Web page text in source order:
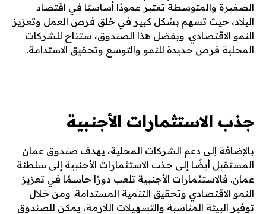
الصغيرة والمتوسطة تعتبر عمودًا أساسيًا في اقتصاد
البلاد، حيث تسهم بشكل كبير في خلق فرص العمل وتعزيز
النمو الاقتصادي. وبفضل هذا الصندوق، ستتاح للشركات
المحلية فرص جديدة للنمو والتوسع وتحقيق الاستدامة.
جذب الاستثمارات الأجنبية
بالإضافة إلى دعم الشركات المحلية، يهدف صندوق عمان
المستقبل أيضًا إلى جذب الاستثمارات الأجنبية إلى سلطنة
عمان. فالاستثمارات الأجنبية تلعب دورًا حاسمًا في تعزيز
النمو الاقتصادي وتحقيق التنمية المستدامة. ومن خلال
توفير البيئة المناسبة والتسهيلات اللازمة، يمكن للصندوق